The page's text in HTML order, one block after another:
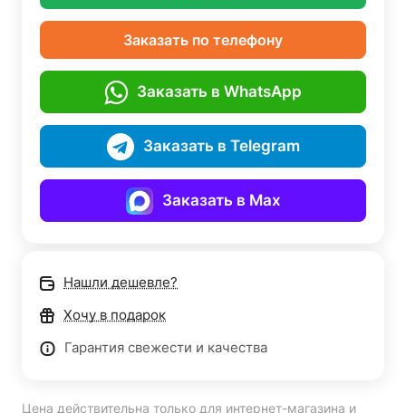
Заказать по телефону
Заказать в WhatsApp
Заказать в Telegram
Заказать в Max
Нашли дешевле?
Хочу в подарок
Гарантия свежести и качества
Цена действительна только для интернет-магазина и